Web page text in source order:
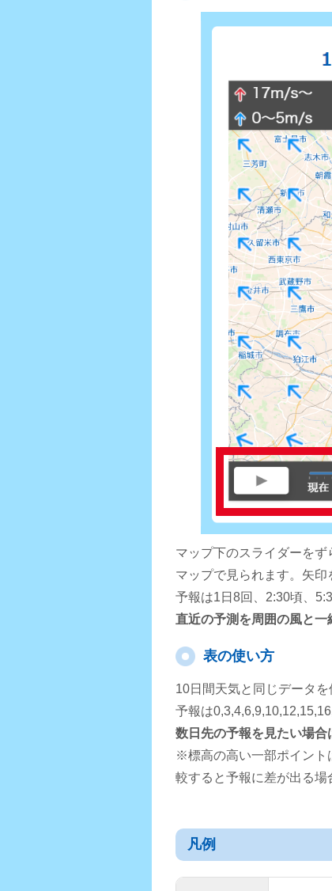
マップ下のスライダーを
マップで見られます。矢印
予報は1日8回、2:30頃、
直近の予測を周囲の風と一
表の使い方
10日間天気と同じデータ
予報は
数日先の予報を見たい場合
※標高の高い一部ポイント
較すると予報に差が出る場
凡例